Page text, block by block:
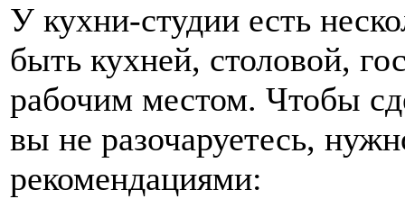
У кухни-студии есть
быть кухней, столовой,
рабочим местом. Чтобы
вы не разочаруетесь,
рекомендациями: